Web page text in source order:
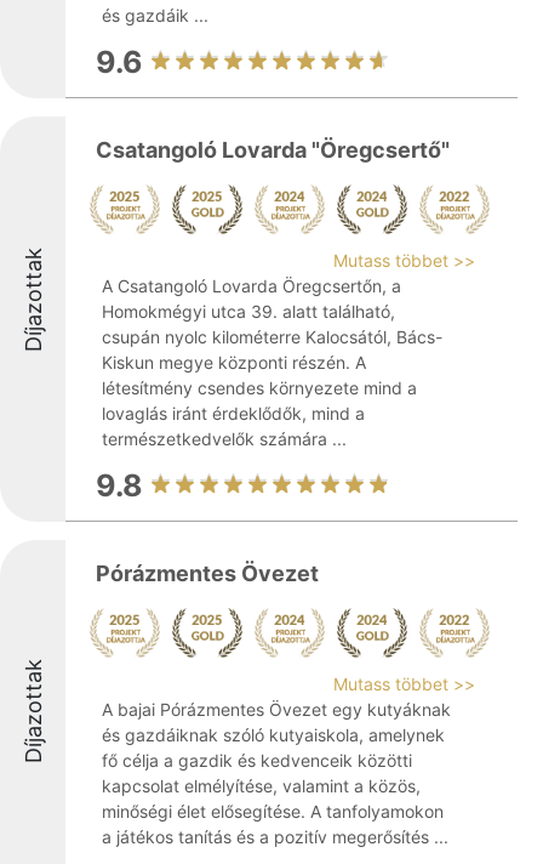
és gazdáik ...
9.6
Díjazottak
Csatangoló Lovarda "Öregcsertő"
Mutass többet >>
A Csatangoló Lovarda Öregcsertőn, a
Homokmégyi utca 39. alatt található,
csupán nyolc kilométerre Kalocsától, Bács-
Kiskun megye központi részén. A
létesítmény csendes környezete mind a
lovaglás iránt érdeklődők, mind a
természetkedvelők számára ...
9.8
Díjazottak
Pórázmentes Övezet
Mutass többet >>
A bajai Pórázmentes Övezet egy kutyáknak
és gazdáiknak szóló kutyaiskola, amelynek
fő célja a gazdik és kedvenceik közötti
kapcsolat elmélyítése, valamint a közös,
minőségi élet elősegítése. A tanfolyamokon
a játékos tanítás és a pozitív megerősítés ...